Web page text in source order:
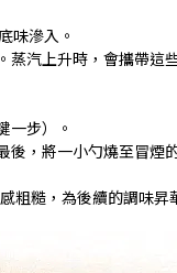
味滲入。
汽上升時，會攜帶
一步）。
，將一小勺燒至冒
粗糙，為後續的調味昇